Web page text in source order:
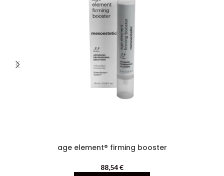
age element® firming booster
88,54€